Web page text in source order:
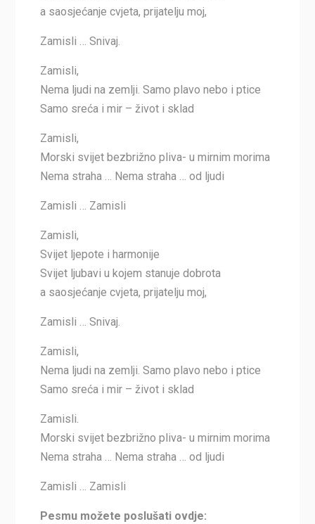
a saosjećanje cvjeta, prijatelju moj,
Zamisli … Snivaj.
Zamisli,
Nema ljudi na zemlji. Samo plavo nebo i ptice
Samo sreća i mir – život i sklad
Zamisli,
Morski svijet bezbrižno pliva- u mirnim morima
Nema straha … Nema straha … od ljudi
Zamisli … Zamisli
Zamisli,
Svijet ljepote i harmonije
Svijet ljubavi u kojem stanuje dobrota
a saosjećanje cvjeta, prijatelju moj,
Zamisli … Snivaj.
Zamisli,
Nema ljudi na zemlji. Samo plavo nebo i ptice
Samo sreća i mir – život i sklad
Zamisli.
Morski svijet bezbrižno pliva- u mirnim morima
Nema straha … Nema straha … od ljudi
Zamisli … Zamisli
Pesmu možete poslušati ovdje: